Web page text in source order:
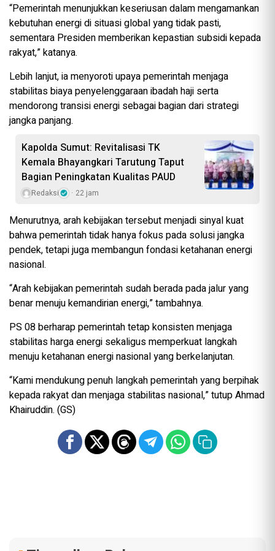
“Pemerintah menunjukkan keseriusan dalam mengamankan
kebutuhan energi di situasi global yang tidak pasti,
sementara Presiden memberikan kepastian subsidi kepada
rakyat,” katanya.
Lebih lanjut, ia menyoroti upaya pemerintah menjaga
stabilitas biaya penyelenggaraan ibadah haji serta
mendorong transisi energi sebagai bagian dari strategi
jangka panjang.
Kapolda Sumut: Revitalisasi TK
Kemala Bhayangkari Tarutung Taput
Bagian Peningkatan Kualitas PAUD
Redaksi 22 jam
Menurutnya, arah kebijakan tersebut menjadi sinyal kuat
bahwa pemerintah tidak hanya fokus pada solusi jangka
pendek, tetapi juga membangun fondasi ketahanan energi
nasional.
“Arah kebijakan pemerintah sudah berada pada jalur yang
benar menuju kemandirian energi,” tambahnya.
PS 08 berharap pemerintah tetap konsisten menjaga
stabilitas harga energi sekaligus memperkuat langkah
menuju ketahanan energi nasional yang berkelanjutan.
“Kami mendukung penuh langkah pemerintah yang berpihak
kepada rakyat dan menjaga stabilitas nasional,” tutup Ahmad
Khairuddin. (GS)